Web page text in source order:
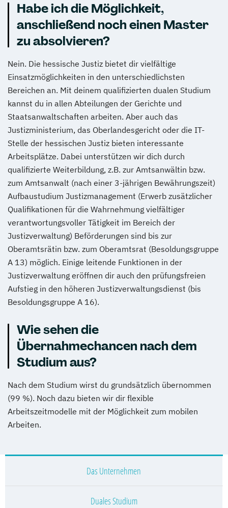
Habe ich die Möglichkeit,
anschließend noch einen Master
zu absolvieren?
Nein. Die hessische Justiz bietet dir vielfältige
Einsatzmöglichkeiten in den unterschiedlichsten
Bereichen an. Mit deinem qualifizierten dualen Studium
kannst du in allen Abteilungen der Gerichte und
Staatsanwaltschaften arbeiten. Aber auch das
Justizministerium, das Oberlandesgericht oder die IT-
Stelle der hessischen Justiz bieten interessante
Arbeitsplätze. Dabei unterstützen wir dich durch
qualifizierte Weiterbildung, z.B. zur Amtsanwältin bzw.
zum Amtsanwalt (nach einer 3-jährigen Bewährungszeit)
Aufbaustudium Justizmanagement (Erwerb zusätzlicher
Qualifikationen für die Wahrnehmung vielfältiger
verantwortungsvoller Tätigkeit im Bereich der
Justizverwaltung) Beförderungen sind bis zur
Oberamtsrätin bzw. zum Oberamtsrat (Besoldungsgruppe
A 13) möglich. Einige leitende Funktionen in der
Justizverwaltung eröffnen dir auch den prüfungsfreien
Aufstieg in den höheren Justizverwaltungsdienst (bis
Besoldungsgruppe A 16).
Wie sehen die
Übernahmechancen nach dem
Studium aus?
Nach dem Studium wirst du grundsätzlich übernommen
(99 %). Noch dazu bieten wir dir flexible
Arbeitszeitmodelle mit der Möglichkeit zum mobilen
Arbeiten.
Das Unternehmen
Duales Studium